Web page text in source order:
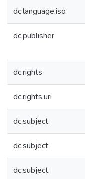
dc.language.iso
dc.publisher
dc.rights
dc.rights.uri
dc.subject
dc.subject
dc.subject